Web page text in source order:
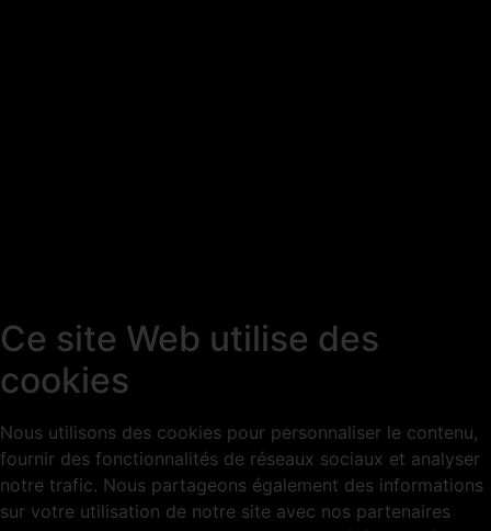
Ce site Web utilise des
cookies
Nous utilisons des cookies pour personnaliser le contenu,
fournir des fonctionnalités de réseaux sociaux et analyser
notre trafic. Nous partageons également des informations
sur votre utilisation de notre site avec nos partenaires